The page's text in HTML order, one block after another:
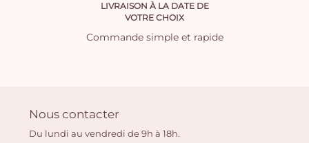
LIVRAISON À LA DATE DE
VOTRE CHOIX
Commande simple et rapide
Nous contacter
Du lundi au vendredi de 9h à 18h.